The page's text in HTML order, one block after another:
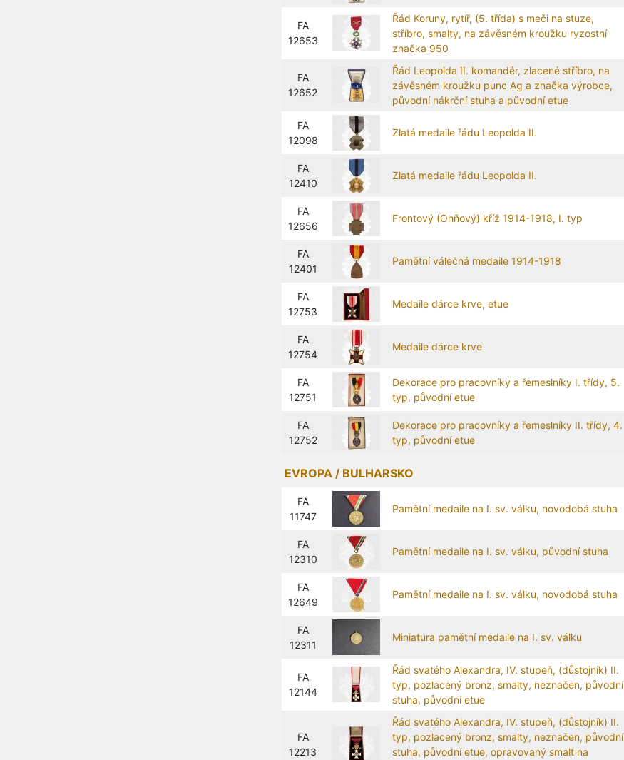
FA
12653
Řád Koruny, rytíř, (5. třída) s meči na stuze,
stříbro, smalty, na závěsném kroužku ryzostní
značka 950
FA
12652
Řád Leopolda II. komandér, zlacené stříbro, na
závěsném kroužku punc Ag a značka výrobce,
původní nákrční stuha a původní etue
FA
12098
Zlatá medaile řádu Leopolda II.
FA
12410
Zlatá medaile řádu Leopolda II.
FA
12656
Frontový (Ohňový) kříž 1914-1918, I. typ
FA
12401
Pamětní válečná medaile 1914-1918
FA
12753
Medaile dárce krve, etue
FA
12754
Medaile dárce krve
FA
12751
Dekorace pro pracovníky a řemeslníky I. třídy, 5.
typ, původní etue
FA
12752
Dekorace pro pracovníky a řemeslníky II. třídy, 4.
typ, původní etue
EVROPA / BULHARSKO
FA
11747
Pamětní medaile na I. sv. válku, novodobá stuha
FA
12310
Pamětní medaile na I. sv. válku, původní stuha
FA
12649
Pamětní medaile na I. sv. válku, novodobá stuha
FA
12311
Miniatura pamětní medaile na I. sv. válku
FA
12144
Řád svatého Alexandra, IV. stupeň, (důstojník) II.
typ, pozlacený bronz, smalty, neznačen, původní
stuha, původní etue
FA
12213
Řád svatého Alexandra, IV. stupeň, (důstojník) II.
typ, pozlacený bronz, smalty, neznačen, původní
stuha, původní etue, opravovaný smalt na